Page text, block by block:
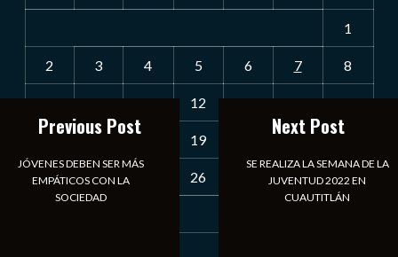
1
2 3 4 5 6 7 8
9 10 11 12 13 14 15
16 17 18 19 21 22
23 24 26 28 29
Previous Post
JÓVENES DEBEN SER MÁS
EMPÁTICOS CON LA
SOCIEDAD
Next Post
SE REALIZA LA SEMANA DE LA
JUVENTUD 2022 EN
CUAUTITLÁN